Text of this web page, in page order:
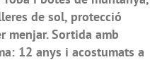
de sol, protecció
menjar. Sortida amb
12 anys i acostumats a